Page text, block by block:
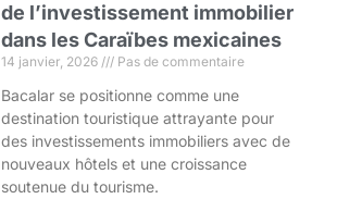
de l’investissement immobilier
dans les Caraïbes mexicaines
14 janvier, 2026 Pas de commentaire
Bacalar se positionne comme une
destination touristique attrayante pour
des investissements immobiliers avec de
nouveaux hôtels et une croissance
soutenue du tourisme.